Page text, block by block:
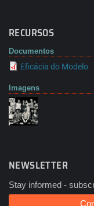
RECURSOS
Documentos
Eficácia do Modelo
Imagens
NEWSLETTER
Stay informed -